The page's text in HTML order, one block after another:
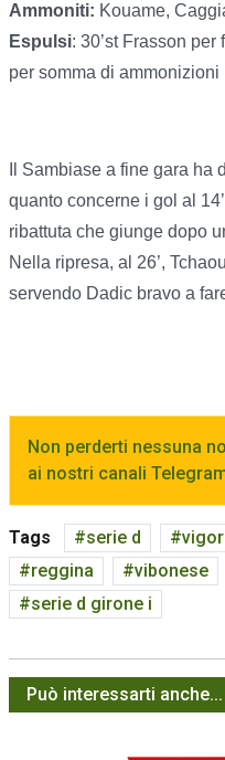
Ammoniti: Kouame,
Espulsi: 30’st Frasson per
per somma di ammonizioni
Il Sambiase a fine gara
quanto concerne i gol al
ribattuta che giunge dopo
Nella ripresa, al 26’,
servendo Dadic bravo a
Non perderti nessuna
ai nostri canali
Tags serie d
reggina
vibonese
serie d girone i
Può interessarti anche...